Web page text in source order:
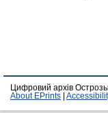
Цифровий архів
About EPrints